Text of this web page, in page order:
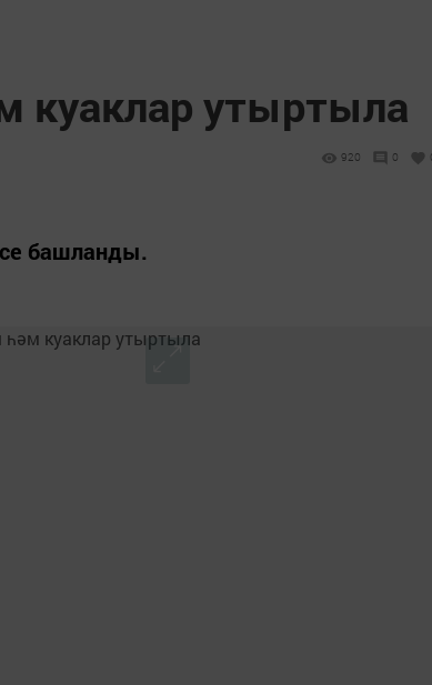
куаклар утыртыла
920 0
башланды.